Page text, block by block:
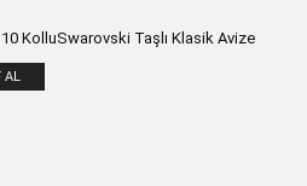
10 KolluSwarovski Taşlı Klasik Avize
AL